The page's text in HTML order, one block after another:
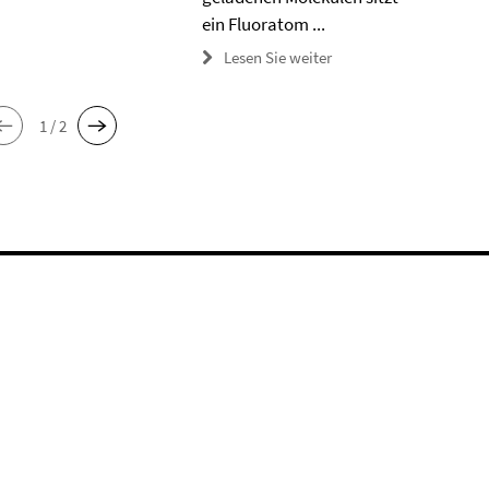
ein Fluoratom ...
Lesen Sie weiter
1 / 2